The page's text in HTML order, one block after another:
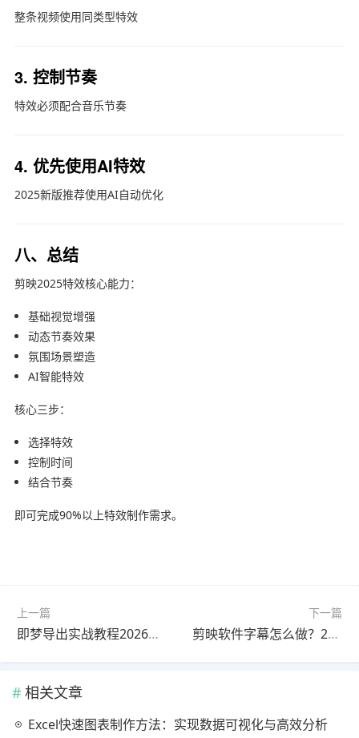
整条视频使用同类型特效
3. 控制节奏
特效必须配合音乐节奏
4. 优先使用AI特效
2025新版推荐使用AI自动优化
八、总结
剪映2025特效核心能力：
基础视觉增强
动态节奏效果
氛围场景塑造
AI智能特效
核心三步：
选择特效
控制时间
结合节奏
即可完成90%以上特效制作需求。
上一篇
即梦导出实战教程2026最新版一看就会
下一篇
剪映软件字幕怎么做？2025最新版实战教程（零基础入门）
相关文章
Excel快速图表制作方法：实现数据可视化与高效分析